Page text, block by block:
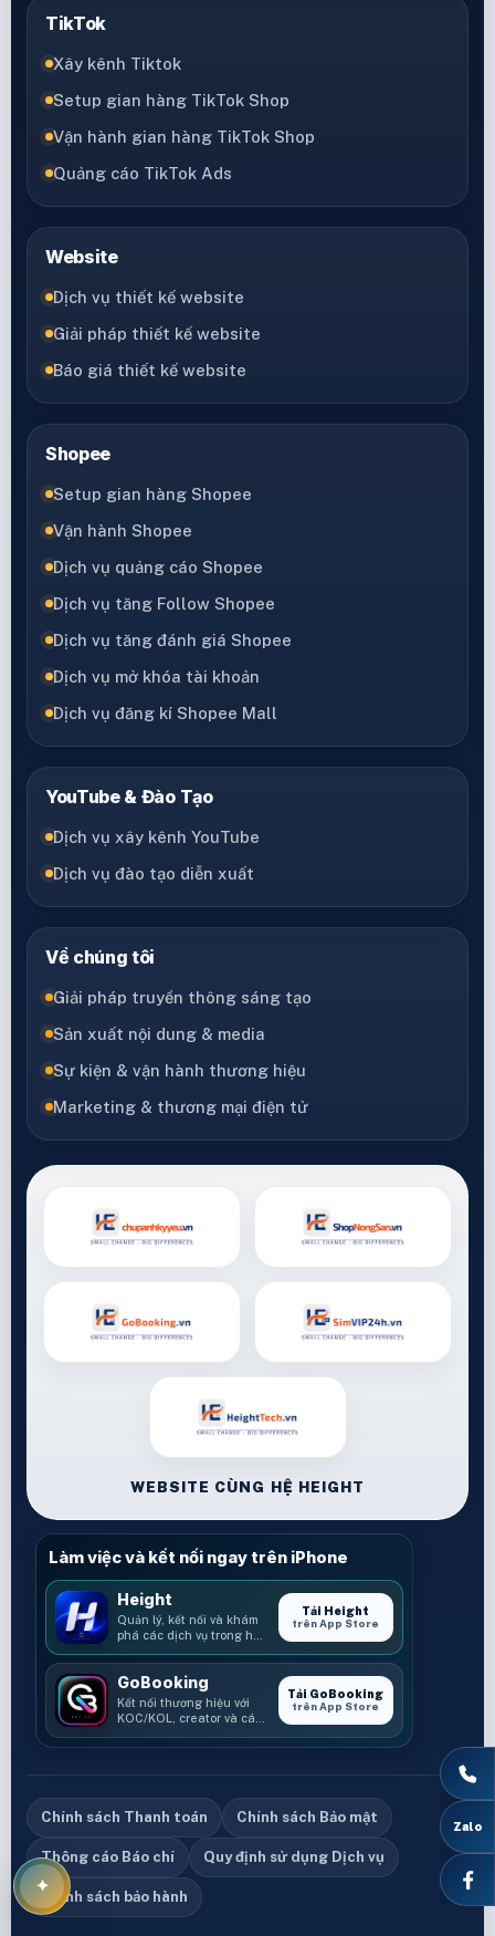
TikTok
Xây kênh Tiktok
Setup gian hàng TikTok Shop
Vận hành gian hàng TikTok Shop
Quảng cáo TikTok Ads
Website
Dịch vụ thiết kế website
Giải pháp thiết kế website
Báo giá thiết kế website
Shopee
Setup gian hàng Shopee
Vận hành Shopee
Dịch vụ quảng cáo Shopee
Dịch vụ tăng Follow Shopee
Dịch vụ tăng đánh giá Shopee
Dịch vụ mở khóa tài khoản
Dịch vụ đăng kí Shopee Mall
YouTube & Đào Tạo
Dịch vụ xây kênh YouTube
Dịch vụ đào tạo diễn xuất
Về chúng tôi
Giải pháp truyền thông sáng tạo
Sản xuất nội dung & media
Sự kiện & vận hành thương hiệu
Marketing & thương mại điện tử
WEBSITE CÙNG HỆ HEIGHT
Làm việc và kết nối ngay trên iPhone
Height
Quản lý, kết nối và khám
phá các dịch vụ trong hệ
sinh thái Height.
Tải Height
trên App Store
GoBooking
Kết nối thương hiệu với
KOC/KOL, creator và các
cơ hội booking.
Tải GoBooking
trên App Store
Chính sách Thanh toán Chính sách Bảo mật
Thông cáo Báo chí Quy định sử dụng Dịch vụ
Chính sách bảo hành